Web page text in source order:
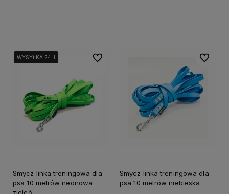
WYSYŁKA 24H
WYSYŁKA 24H
Smycz linka treningowa dla
psa 10 metrów neonowa
Do ulubionych
Smycz linka treningowa dla
psa 10 metrów niebieska
Do